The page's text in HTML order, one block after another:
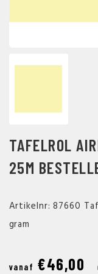
TAFELROL
25M
Artikelnr: 87660
gram
vanaf €46,00